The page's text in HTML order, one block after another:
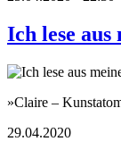
Ich lese
»Claire –
29.04.2020